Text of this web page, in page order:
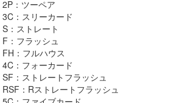
2P：ツーペア
3C：スリーカード
S：ストレート
F：フラッシュ
FH：フルハウス
4C：フォーカード
SF：ストレートフラッシュ
RSF：Rストレートフラッシュ